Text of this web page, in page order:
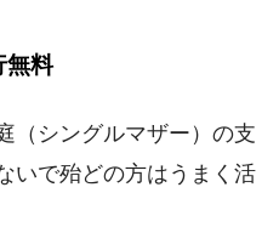
無料
（シングルマザー）の支
いで殆どの方はうまく活